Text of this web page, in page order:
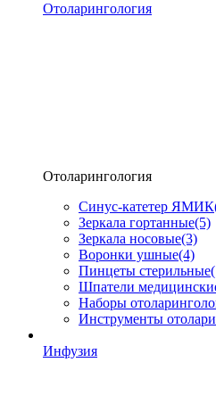
Отоларингология
Отоларингология
Синус-катетер ЯМИК
Зеркала гортанные(5)
Зеркала носовые(3)
Воронки ушные(4)
Пинцеты стерильные
Шпатели
Наборы
Инструменты
Инфузия